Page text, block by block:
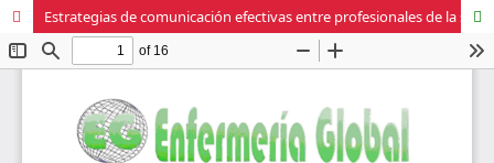
Estrategias de comunicación efectivas entre profesionales de la salud en neonatología